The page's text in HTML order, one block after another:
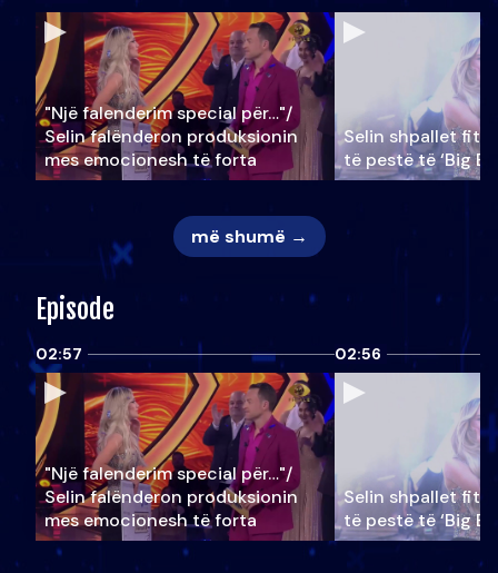
"Një falenderim special për…"/
Selin falënderon produksionin
mes emocionesh të forta
Selin shpallet
të pestë të ‘Big
më shumë →
Episode
02:57
"Një falenderim special për…"/
Selin falënderon produksionin
mes emocionesh të forta
02:56
Selin shpallet
të pestë të ‘Big